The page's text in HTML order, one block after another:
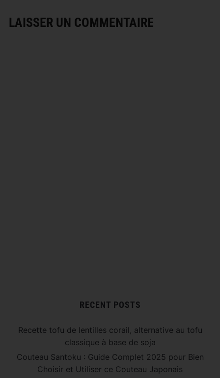
LAISSER UN COMMENTAIRE
RECENT POSTS
Recette tofu de lentilles corail, alternative au tofu
classique à base de soja
Couteau Santoku : Guide Complet 2025 pour Bien
Choisir et Utiliser ce Couteau Japonais